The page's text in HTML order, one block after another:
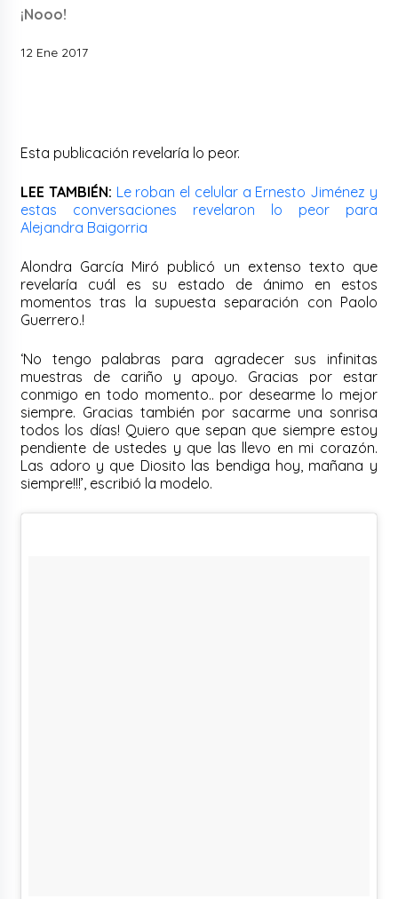
¡Nooo!
12 Ene 2017
Esta publicación revelaría lo peor.
LEE TAMBIÉN: Le roban el celular a Ernesto Jiménez y
estas conversaciones revelaron lo peor para
Alejandra Baigorria
Alondra García Miró publicó un extenso texto que
revelaría cuál es su estado de ánimo en estos
momentos tras la supuesta separación con Paolo
Guerrero.!
‘No tengo palabras para agradecer sus infinitas
muestras de cariño y apoyo. Gracias por estar
conmigo en todo momento.. por desearme lo mejor
siempre. Gracias también por sacarme una sonrisa
todos los días! Quiero que sepan que siempre estoy
pendiente de ustedes y que las llevo en mi corazón.
Las adoro y que Diosito las bendiga hoy, mañana y
siempre!!!’, escribió la modelo.